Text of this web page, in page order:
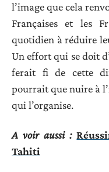
l’image que cela
Françaises et les
quotidien à réduire
Un effort qui se doit
ferait fi de cette
pourrait que nuire à
qui l’organise.
A voir aussi :
Tahiti